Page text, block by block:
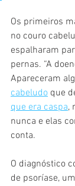
Os primeiros
no couro
espalharam
pernas. “A
Apareceram
cabeludo que
que era caspa,
nunca e elas
conta.
O diagnóstico
de psoríase,